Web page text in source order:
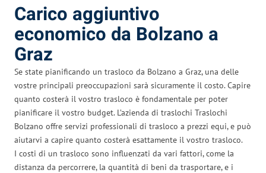
Carico aggiuntivo
economico da Bolzano a
Graz
Se state pianificando un trasloco da Bolzano a Graz, una delle
vostre principali preoccupazioni sarà sicuramente il costo. Capire
quanto costerà il vostro trasloco è fondamentale per poter
pianificare il vostro budget. L’azienda di traslochi Traslochi
Bolzano offre servizi professionali di trasloco a prezzi equi, e può
aiutarvi a capire quanto costerà esattamente il vostro trasloco.
I costi di un trasloco sono influenzati da vari fattori, come la
distanza da percorrere, la quantità di beni da trasportare, e i